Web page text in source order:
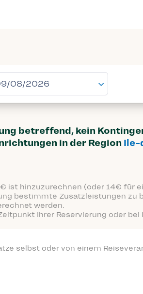
betreffend, kein
in der Region Ile-
ist hinzuzurechnen (oder 14€ für
bestimmte Zusatzleistungen zu
werden.
Ihrer Reservierung oder
selbst oder von einem